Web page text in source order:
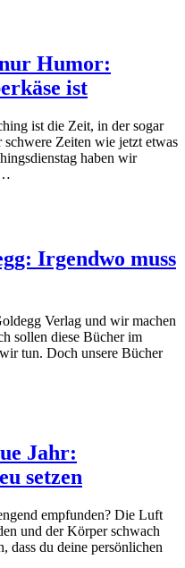
Humor:
ist
ist die Zeit, in der sogar
Zeiten wie jetzt etwas
haben wir
…
Irgendwo muss
Verlag und wir machen
sollen diese Bücher im
tun. Doch unsere Bücher
Jahr:
setzen
empfunden? Die Luft
und der Körper schwach
dass du deine persönlichen